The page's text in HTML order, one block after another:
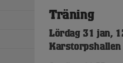
Träning
Lördag 31 jan,
Karstorpshallen